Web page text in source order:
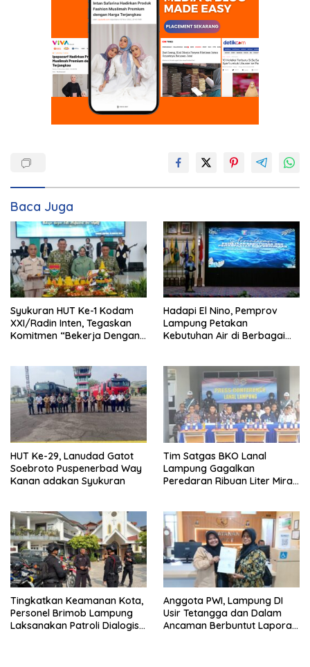
Baca Juga
Syukuran HUT Ke-1 Kodam
XXI/Radin Inten, Tegaskan
Komitmen “Bekerja Dengan
Hadapi El Nino, Pemprov
Lampung Petakan
Kebutuhan Air di Berbagai
HUT Ke-29, Lanudad Gatot
Soebroto Puspenerbad Way
Kanan adakan Syukuran
Tim Satgas BKO Lanal
Lampung Gagalkan
Peredaran Ribuan Liter Miras
Tingkatkan Keamanan Kota,
Personel Brimob Lampung
Laksanakan Patroli Dialogis
Anggota PWI, Lampung DI
Usir Tetangga dan Dalam
Ancaman Berbuntut Laporan